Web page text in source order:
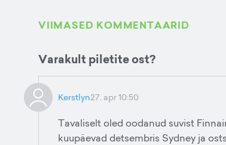
VIIMASED KOMMENTAARID
Varakult piletite ost?
Kerstlyn27. apr 10:50
Tavaliselt oled oodanud suvist
kuupäevad detsembris Sydney ja